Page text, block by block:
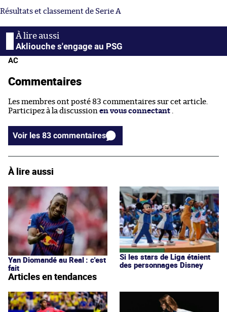
Résultats et classement de Serie A
Akliouche s'engage au PSG
AC
Commentaires
Les membres ont posté 83 commentaires sur cet article.
Participez à la discussion en vous connectant
Voir les 83 commentaires
À lire aussi
Yan Diomandé au Real : c'est
fait
Si les stars de Liga étaient
des personnages Disney
Articles en tendances